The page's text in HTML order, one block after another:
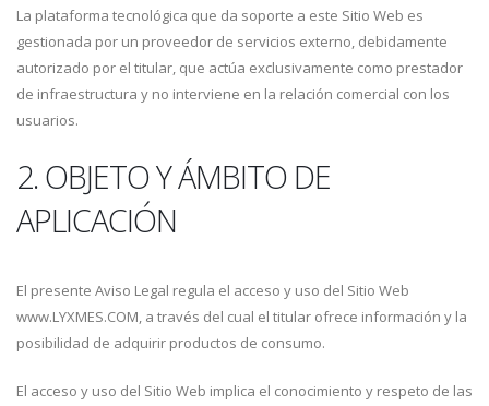
La plataforma tecnológica que da soporte a este Sitio Web es
gestionada por un proveedor de servicios externo, debidamente
autorizado por el titular, que actúa exclusivamente como prestador
de infraestructura y no interviene en la relación comercial con los
usuarios.
2. OBJETO Y ÁMBITO DE
APLICACIÓN
El presente Aviso Legal regula el acceso y uso del Sitio Web
www.LYXMES.COM, a través del cual el titular ofrece información y la
posibilidad de adquirir productos de consumo.
El acceso y uso del Sitio Web implica el conocimiento y respeto de las